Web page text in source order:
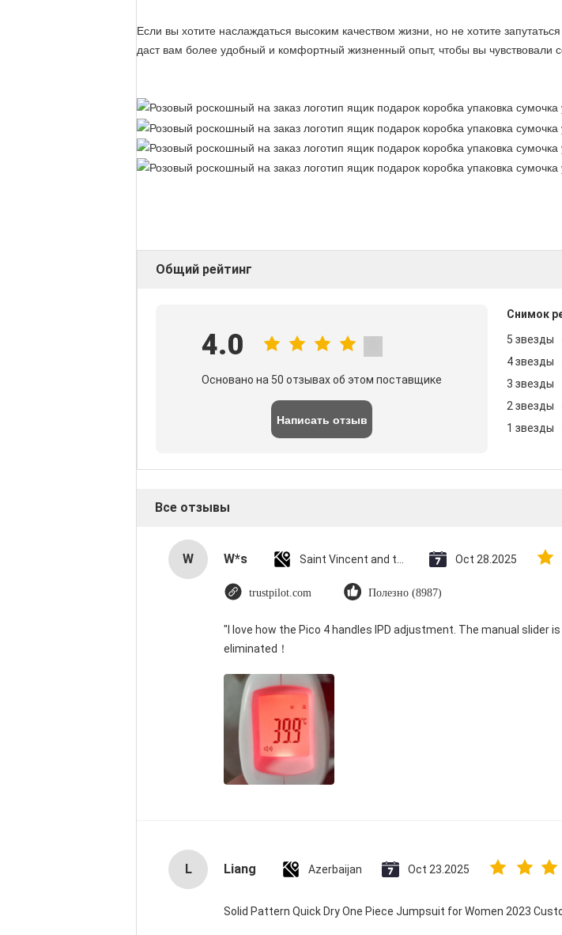
Если вы хотите наслаждаться высоким качеством жизни, но не хотите
даст вам более удобный и комфортный жизненный опыт, чтобы вы чувствовали
Общий рейтинг
4.0
Основано на 50 отзывах об этом поставщике
Написать отзыв
Снимок
5 звезды
4 звезды
3 звезды
2 звезды
1 звезды
Все отзывы
W W*s Oct 28.2025
trustpilot.com Полезно (8987)
"I love how the Pico 4 handles IPD adjustment. The manual slider
eliminated！
L Liang Azerbaijan Oct 23.2025
Solid Pattern Quick Dry One Piece Jumpsuit for Women 2023